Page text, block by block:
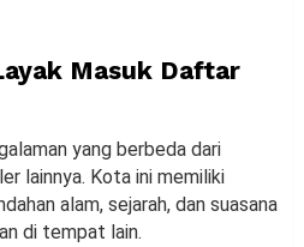
Masuk Daftar
yang berbeda dari
lainnya. Kota ini memiliki
alam, sejarah, dan suasana
di tempat lain.